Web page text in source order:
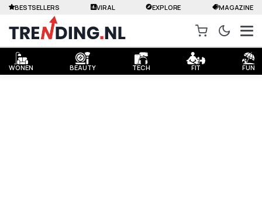
WONEN BEAUTY TECH FIT FUN
BESTSELLERS VIRAL EXPLORE MAGAZINE